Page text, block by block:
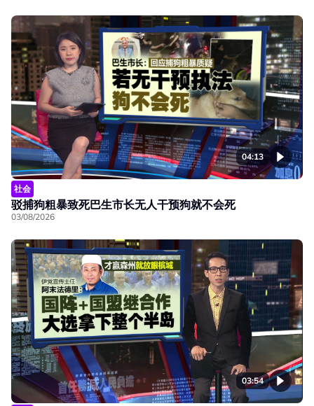
04:13
社会
驳捕狗粗暴致死巴生市长无人干预狗就不会死
03/08/2026
03:54